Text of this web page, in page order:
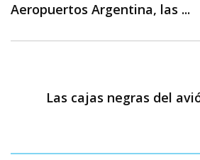
Aeropuertos Argentina, las ...
Las cajas negras del